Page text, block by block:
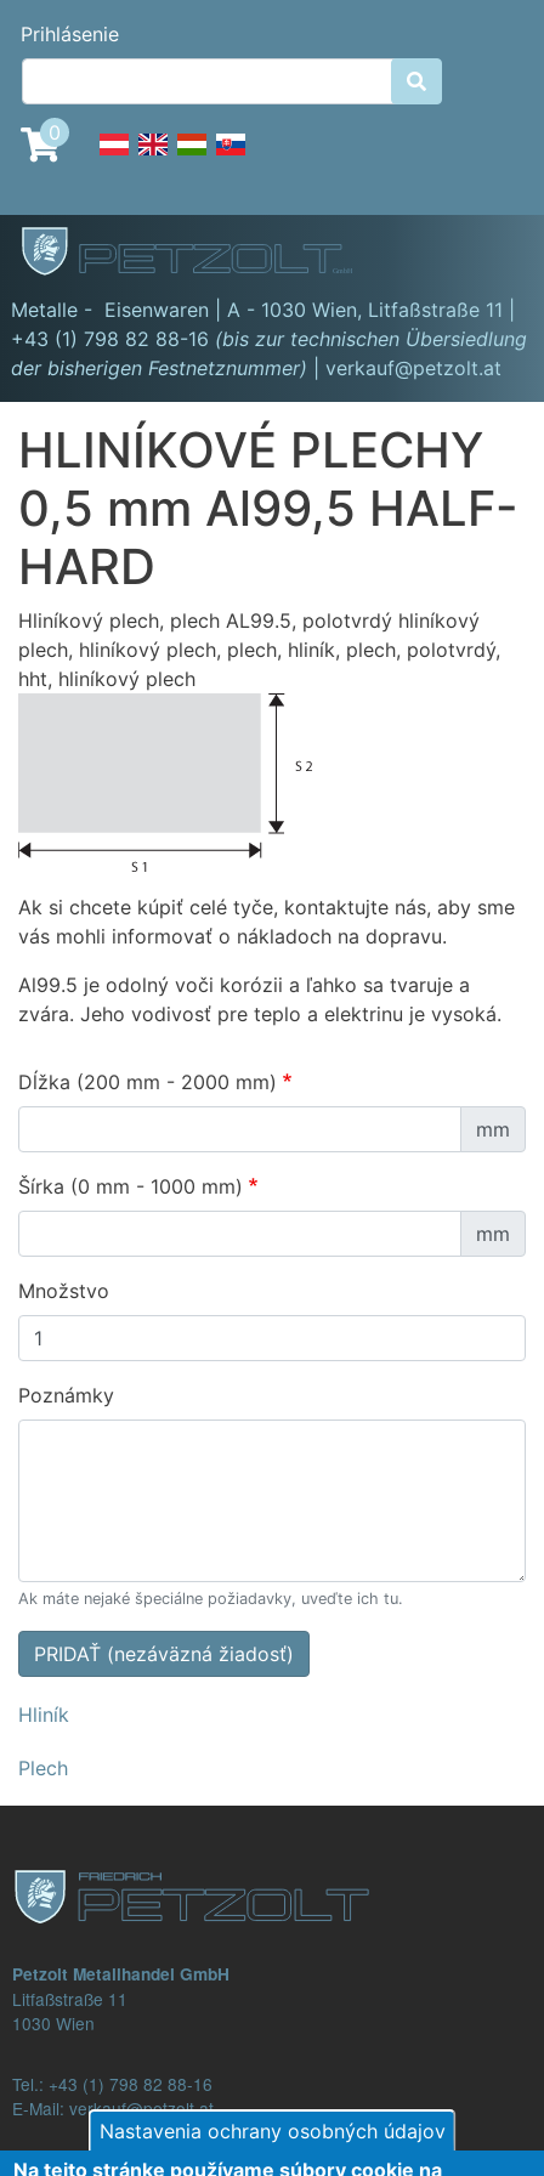
obsah
Benutzermenü
Prihlásenie

0
GmbH
Metalle - Eisenwaren | A - 1030 Wien, Litfaßstraße 11
+43 (1) 798 82 88-16 (bis zur technischen Übersiedlung
der bisherigen Festnetznummer)
| verkauf@petzolt.at
HLINÍKOVÉ PLECHY
0,5 mm Al99,5 HALF-
HARD
Hliníkový plech, plech AL99.5, polotvrdý hliníkový
plech, hliníkový plech, plech, hliník, plech, polotvrdý,
hht, hliníkový plech
Ak si chcete kúpiť celé tyče, kontaktujte nás, aby sme
vás mohli informovať o nákladoch na dopravu.
Al99.5 je odolný voči korózii a ľahko sa tvaruje a
zvára. Jeho vodivosť pre teplo a elektrinu je vysoká.
Dĺžka (200 mm - 2000 mm)
mm
Šírka (0 mm - 1000 mm)
mm
Množstvo
Poznámky
Ak máte nejaké špeciálne požiadavky, uveďte ich tu.
PRIDAŤ (nezáväzná žiadosť)
Hliník
Plech
Petzolt Metallhandel GmbH
Litfaßstraße 11
1030 Wien
Tel.: +43 (1) 798 82 88-16
E-Mail: verkauf@petzolt.at
Nastavenia ochrany osobných údajov
Na tejto stránke používame súbory cookie na